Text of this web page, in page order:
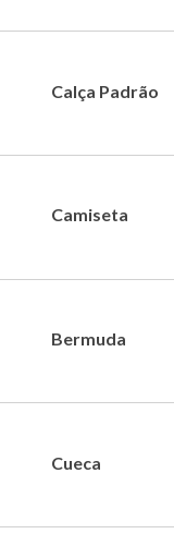
Calça Padrão
Camiseta
Bermuda
Cueca